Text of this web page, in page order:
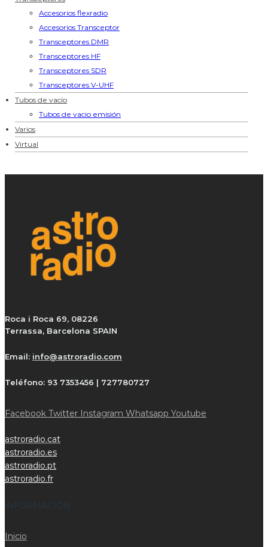
Accesorios flexradio
Accesorios Transceptor
Transceptores DMR
Transceptores HF
Transceptores SDR
Transceptores V-UHF
Tubos de vacío
Tubos de vacio emisión
Varios
Virtual
Roca i Roca 69, 08226
Terrassa, Barcelona SPAIN
Email: info@astroradio.com
Teléfono: 93 7353456 | 727780727
Facebook Twitter Instagram Whatsapp Youtube
astroradio.cat
astroradio.es
astroradio.pt
astroradio.fr
iNFORMACIÓN
Inicio